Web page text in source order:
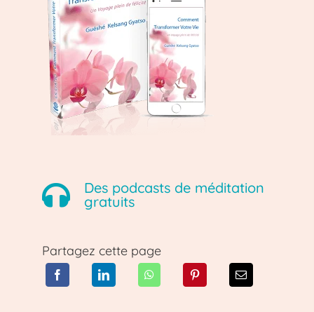
Des podcasts de méditation
gratuits
Partagez cette page